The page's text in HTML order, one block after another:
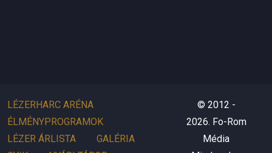
LÉZERHARC ARÉNA
ÉLMÉNYPROGRAMOK
LÉZER ÁRLISTA
GALÉRIA
© 2012 -
2026. Fo-Rom
Média